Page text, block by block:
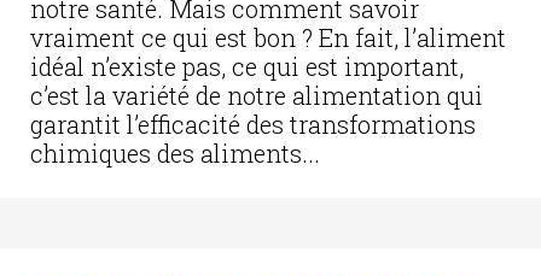
notre santé. Mais comment savoir
vraiment ce qui est bon ? En fait, l’aliment
idéal n’existe pas, ce qui est important,
c’est la variété de notre alimentation qui
garantit l’efficacité des transformations
chimiques des aliments...